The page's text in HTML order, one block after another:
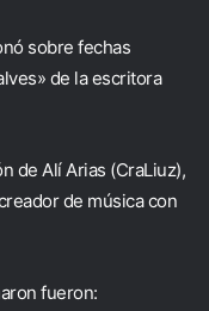
sobre fechas
de la escritora
de Alí Arias (CraLiuz),
de música con
fueron: